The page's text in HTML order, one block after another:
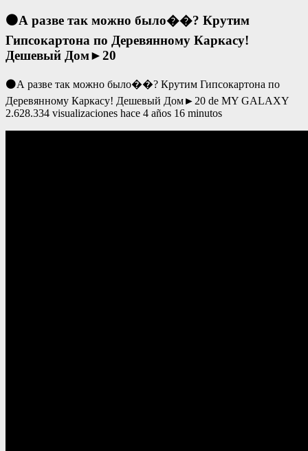
⚫А разве так можно было��? Крутим
Гипсокартона по Деревянному Каркасу!
Дешевый Дом►20
⚫А разве так можно было��? Крутим Гипсокартона по
Деревянному Каркасу! Дешевый Дом►20 de MY GALAXY
2.628.334 visualizaciones hace 4 años 16 minutos